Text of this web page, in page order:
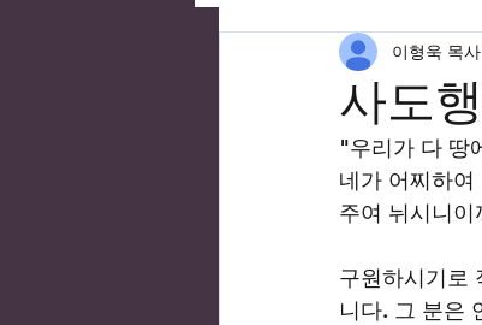
사도
이형욱 목사
"우리가 다 땅
네가 어찌하
주여 뉘시니
구원하시기로
니다. 그 분은